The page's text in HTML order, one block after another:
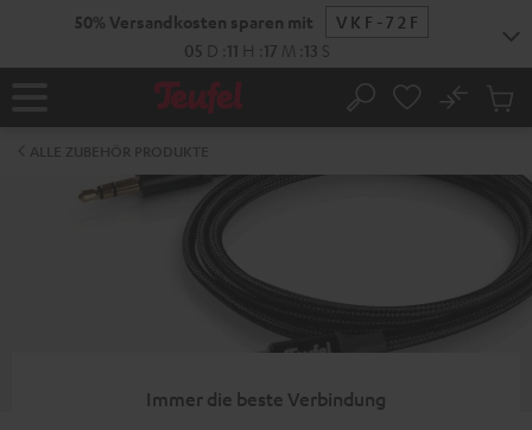
50% Versandkosten sparen mit
VKF-72F
05 D 11 H 17 M 12 S
Startseite Suche
No
Immer die beste Verbindung